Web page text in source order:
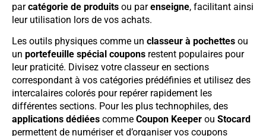
parcatégorie de produits ou parenseigne, facilitant ainsi
leur utilisation lors de vos achats.
Les outils physiques comme un classeur à pochettes ou
un portefeuille spécial coupons restent populaires pour
leur praticité. Divisez votre classeur en sections
correspondant à vos catégories prédéfinies et utilisez des
intercalaires colorés pour repérer rapidement les
différentes sections. Pour les plus technophiles, des
applications dédiées comme Coupon Keeper ou Stocard
permettent de numériser et d’organiser vos coupons